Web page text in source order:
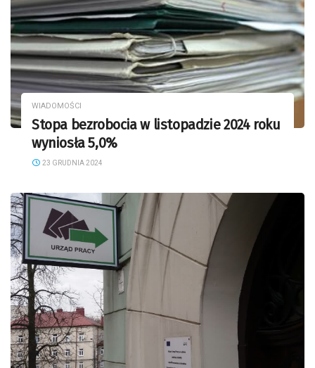
WIADOMOŚCI
Stopa bezrobocia w listopadzie 2024 roku
wyniosła 5,0%
23 GRUDNIA 2024